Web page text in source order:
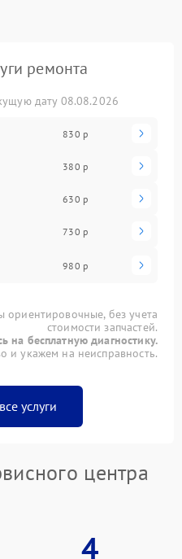
ремонта
дату 08.08.2026
830 р
380 р
630 р
730 р
980 р
ориентировочные, без учета
стоимости запчастей.
на бесплатную диагностику.
и укажем на неисправность.
услуги
центра
4